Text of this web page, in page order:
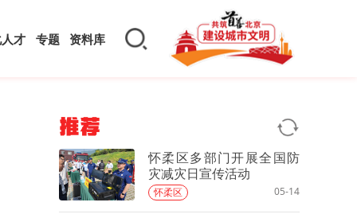
才 专题 资料库
推荐
怀柔区多部门开展全国防
灾减灾日宣传活动
怀柔区 05-14